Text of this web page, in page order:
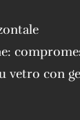
vetro con